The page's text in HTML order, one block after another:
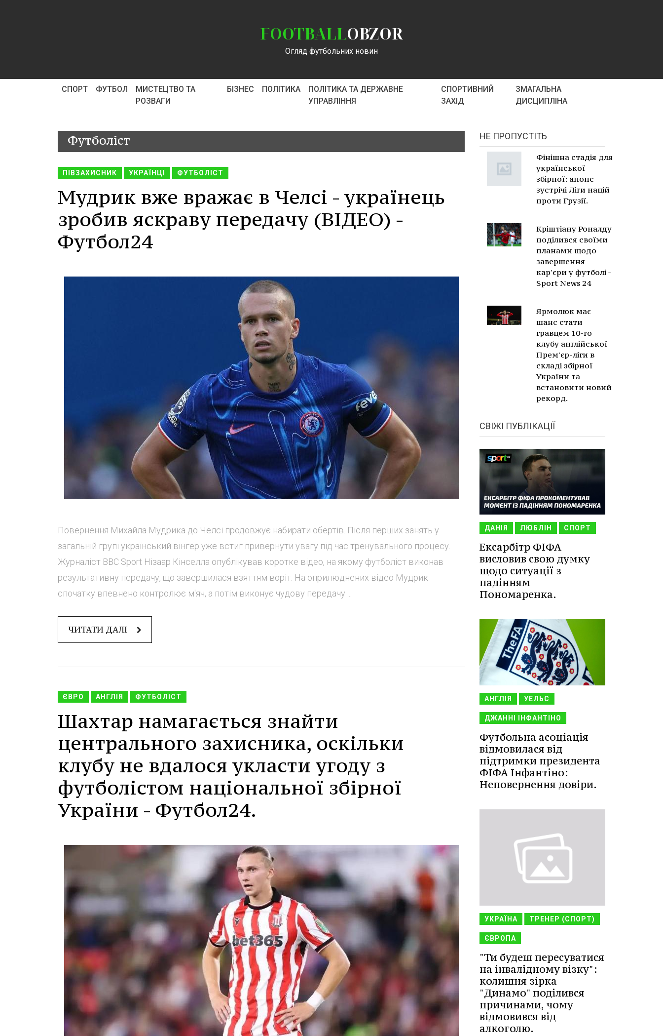
FOOTBALLOBZOR
Огляд футбольних новин
СПОРТ ФУТБОЛ
МИСТЕЦТВО ТА
РОЗВАГИ
БІЗНЕС ПОЛІТИКА
ПОЛІТИКА ТА ДЕРЖАВНЕ
УПРАВЛІННЯ
СПОРТИВНИЙ
ЗАХІД
ЗМАГАЛЬНА
ДИСЦИПЛІНА
Футболіст
ПІВЗАХИСНИК УКРАЇНЦІ ФУТБОЛІСТ
Мудрик вже вражає в Челсі - українець
зробив яскраву передачу (ВІДЕО) -
Футбол24
Повернення Михайла Мудрика до Челсі продовжує набирати обертів. Після перших занять у
загальній групі український вінгер уже встиг привернути увагу під час тренувального процесу.
Журналіст BBC Sport Нізаар Кінселла опублікував коротке відео, на якому футболіст виконав
результативну передачу, що завершилася взяттям воріт. На оприлюднених відео Мудрик
спочатку впевнено контролює м'яч, а потім виконує чудову передачу ...
ЧИТАТИ ДАЛІ
ЄВРО АНГЛІЯ ФУТБОЛІСТ
Шахтар намагається знайти
центрального захисника, оскільки
клубу не вдалося укласти угоду з
футболістом національної збірної
України - Футбол24.
НЕ ПРОПУСТІТЬ
Фінішна стадія для
української
збірної: анонс
зустрічі Ліги націй
проти Грузії.
Кріштіану Роналду
поділився своїми
планами щодо
завершення
кар'єри у футболі -
Sport News 24
Ярмолюк має
шанс стати
гравцем 10-го
клубу англійської
Прем'єр-ліги в
складі збірної
України та
встановити новий
рекорд.
СВІЖІ ПУБЛІКАЦІЇ
ДАНІЯ ЛЮБЛІН СПОРТ
Ексарбітр ФІФА
висловив свою думку
щодо ситуації з
падінням
Пономаренка.
АНГЛІЯ УЕЛЬС
ДЖАННІ ІНФАНТІНО
Футбольна асоціація
відмовилася від
підтримки президента
ФІФА Інфантіно:
Неповернення довіри.
УКРАЇНА ТРЕНЕР (СПОРТ)
ЄВРОПА
"Ти будеш пересуватися
на інвалідному візку":
колишня зірка
"Динамо" поділився
причинами, чому
відмовився від
алкоголю.